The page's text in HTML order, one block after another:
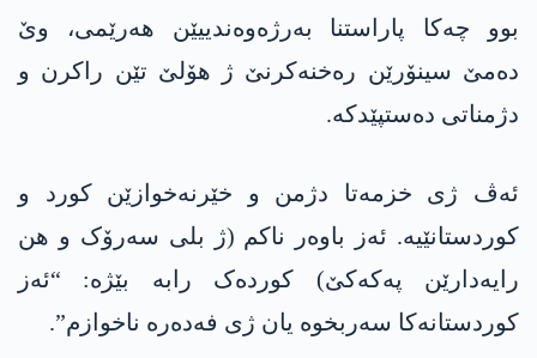
بوو چەکا پاراستنا بەرژەوەندییێن ھەرێمی، وێ
دەمێ سینۆرێن رەخنەکرنێ ژ ھۆلێ تێن راکرن و
دژمناتی دەستپێدکە.
ئەڤ ژی خزمەتا دژمن و خێرنەخوازێن کورد و
کوردستانێیە. ئەز باوەر ناکم (ژ بلی سەرۆک و ھن
رایەدارێن پەکەکێ) کوردەک رابە بێژە: “ئەز
کوردستانەکا سەربخوە یان ژی فەدەرە ناخوازم”.